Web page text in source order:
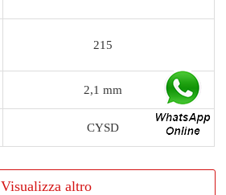
215
2,1 mm
CYSD
Visualizza altro